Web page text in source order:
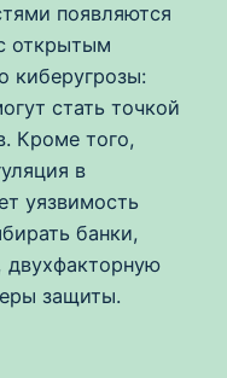
появляются
открытым
киберугрозы:
стать точкой
Кроме того,
в
уязвимость
банки,
защиты.